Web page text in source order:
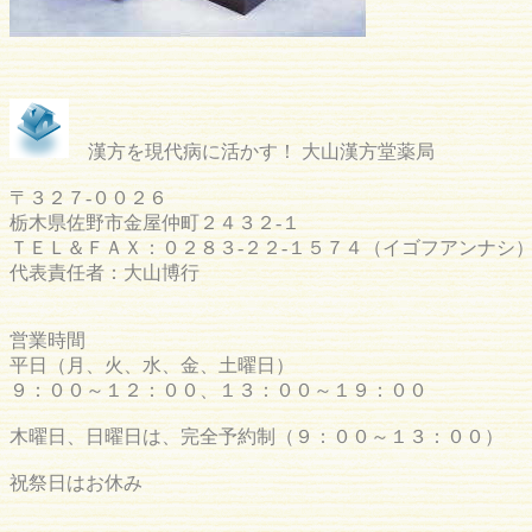
漢方を現代病に活かす！ 大山漢方堂薬局
〒３２７-００２６
栃木県佐野市金屋仲町２４３２-１
ＴＥＬ＆ＦＡＸ：０２８３-２２-１５７４（イゴフアンナシ
代表責任者：大山博行
営業時間
平日（月、火、水、金、土曜日）
９：００～１２：００、１３：００～１９：００
木曜日、日曜日は、完全予約制（９：００～１３：００）
祝祭日はお休み